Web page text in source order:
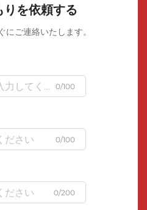
りを依頼する
にご連絡いたします。
0/100
0/100
0/200